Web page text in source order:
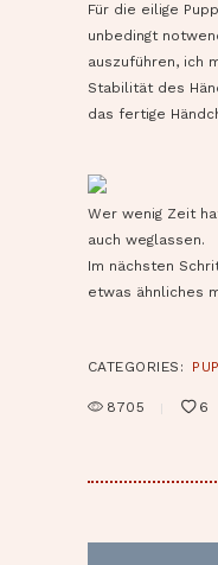
Für die eilige
unbedingt
auszuführen, ich
Stabilität des
das fertige
Wer wenig Zeit
auch weglassen.
Im nächsten
etwas ähnliches
CATEGORIES:
8705 6